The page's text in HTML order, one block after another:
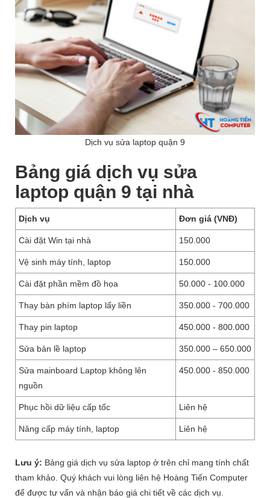
Dịch vụ sửa laptop quận 9
Bảng giá dịch vụ sửa
laptop quận 9 tại nhà
Dịch vụ Đơn giá (VNĐ)
Cài đặt Win tại nhà 150.000
Vệ sinh máy tính, laptop 150.000
Cài đặt phần mềm đồ họa 50.000 - 100.000
Thay bàn phím laptop lấy liền 350.000 - 700.000
Thay pin laptop 450.000 - 800.000
Sửa bản lề laptop 350.000 – 650.000
Sửa mainboard Laptop không lên
nguồn
450.000 - 850.000
Phục hồi dữ liệu cấp tốc Liên hệ
Nâng cấp máy tính, laptop Liên hệ
Lưu ý: Bảng giá dịch vụ sửa laptop ở trên chỉ mang tính chất
tham khảo. Quý khách vui lòng liên hệ Hoàng Tiến Computer
để được tư vấn và nhận báo giá chi tiết về các dịch vụ.